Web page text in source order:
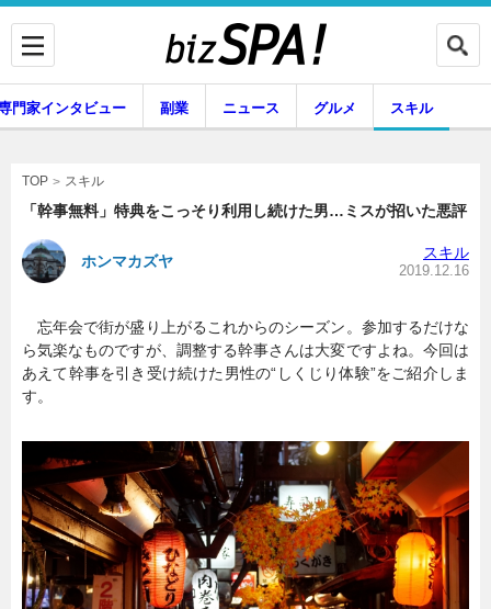
企業インタビュー 専門家インタビュー
副業 ニュース
グルメ スキル
暮らし エンタメ
門家インタビュー 副業 ニュース グルメ スキル
TOP スキル
「幹事無料」特典をこっそり利用し続けた男…ミスが招いた悪評
ホンマカズヤ スキル
2019.12.16
忘年会で街が盛り上がるこれからのシーズン。参加するだけな
ら気楽なものですが、調整する幹事さんは大変ですよね。今回は
あえて幹事を引き受け続けた男性の“しくじり体験”をご紹介しま
す。